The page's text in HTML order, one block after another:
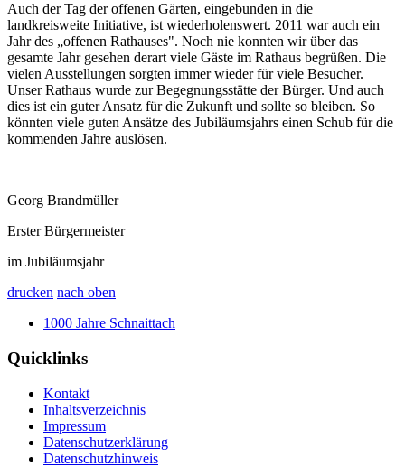
Auch der Tag der offenen Gärten, eingebunden in die
landkreisweite Initiative, ist wiederholenswert. 2011 war auch ein
Jahr des „offenen Rathauses". Noch nie konnten wir über das
gesamte Jahr gesehen derart viele Gäste im Rathaus begrüßen. Die
vielen Ausstellungen sorgten immer wieder für viele Besucher.
Unser Rathaus wurde zur Begegnungsstätte der Bürger. Und auch
dies ist ein guter Ansatz für die Zukunft und sollte so bleiben. So
könnten viele guten Ansätze des Jubiläumsjahrs einen Schub für die
kommenden Jahre auslösen.
Georg Brandmüller
Erster Bürgermeister
im Jubiläumsjahr
drucken nach oben
1000 Jahre Schnaittach
Quicklinks
Kontakt
Inhaltsverzeichnis
Impressum
Datenschutzerklärung
Datenschutzhinweis